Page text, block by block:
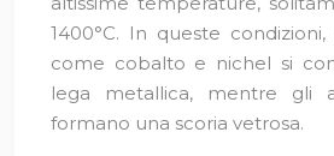
1400°C. In queste
come cobalto e nichel si
lega metallica, mentre gli
formano una scoria vetrosa.